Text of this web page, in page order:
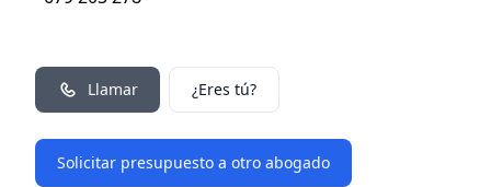
Llamar ¿Eres tú?
Solicitar presupuesto a otro abogado